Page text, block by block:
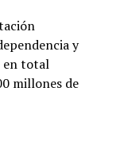
y
en total
millones de